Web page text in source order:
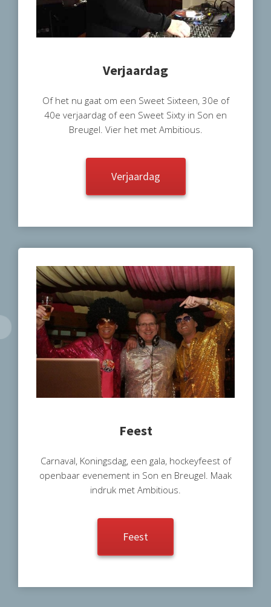
Verjaardag
Of het nu gaat om een Sweet Sixteen, 30e of
40e verjaardag of een Sweet Sixty in Son en
Breugel. Vier het met Ambitious.
Verjaardag
Feest
Carnaval, Koningsdag, een gala, hockeyfeest of
openbaar evenement in Son en Breugel. Maak
indruk met Ambitious.
Feest